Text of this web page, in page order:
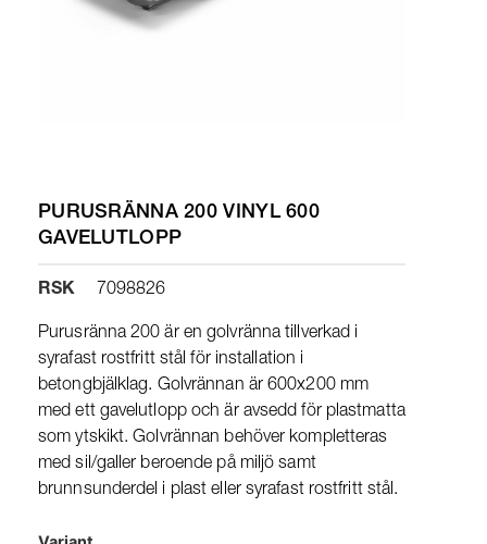
PURUSRÄNNA 200 VINYL 600
GAVELUTLOPP
RSK 7098826
Purusränna 200 är en golvränna tillverkad i
syrafast rostfritt stål för installation i
betongbjälklag. Golvrännan är 600x200 mm
med ett gavelutlopp och är avsedd för plastmatta
som ytskikt. Golvrännan behöver kompletteras
med sil/galler beroende på miljö samt
brunnsunderdel i plast eller syrafast rostfritt stål.